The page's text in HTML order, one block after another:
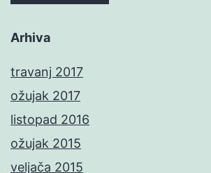
Arhiva
travanj 2017
ožujak 2017
listopad 2016
ožujak 2015
veljača 2015